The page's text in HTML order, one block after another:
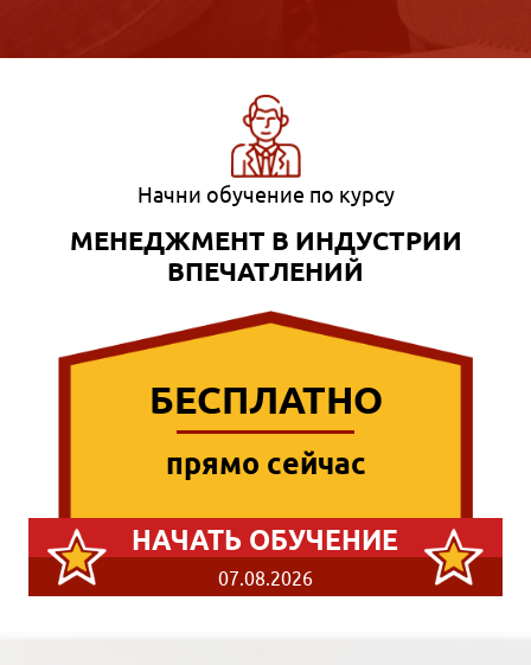
Начни обучение по курсу
МЕНЕДЖМЕНТ В ИНДУСТРИИ
ВПЕЧАТЛЕНИЙ
БЕСПЛАТНО
прямо сейчас
НАЧАТЬ ОБУЧЕНИЕ
07.08.2026